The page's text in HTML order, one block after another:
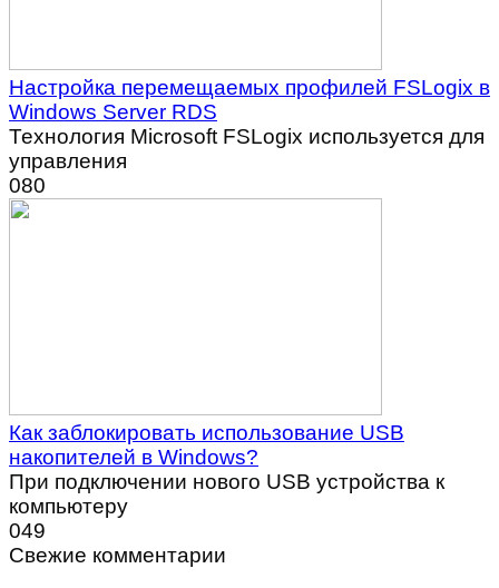
Настройка перемещаемых профилей FSLogix в
Windows Server RDS
Технология Microsoft FSLogix используется для
управления
080
Как заблокировать использование USB
накопителей в Windows?
При подключении нового USB устройства к
компьютеру
049
Свежие комментарии